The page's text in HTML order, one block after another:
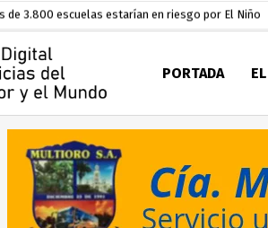
Santa Rosa Sporting Club inicia su camino en
fortalece la formación especializada con su
Popular confirma acuerdo político con RC,
de El Oro fiscaliza propaganda electoral
Estudiantil Ugartino 2026-2027, fue
Clemente Bravo Inauguró Centro de Acopio
Rodríguez presentó documentación
reanuda venta de energía hace 2 días
PORTADA